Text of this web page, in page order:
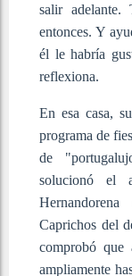
salir adelante.
entonces. Y
él le habría
reflexiona.
En esa casa,
programa de
de
solucionó el
Caprichos del
comprobó
ampliamente